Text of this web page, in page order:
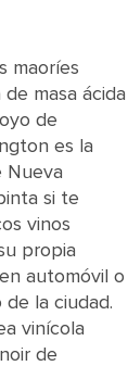
maoríes
masa ácida
de
es la
Nueva
si te
vinos
propia
automóvil o
la ciudad.
vinícola
de